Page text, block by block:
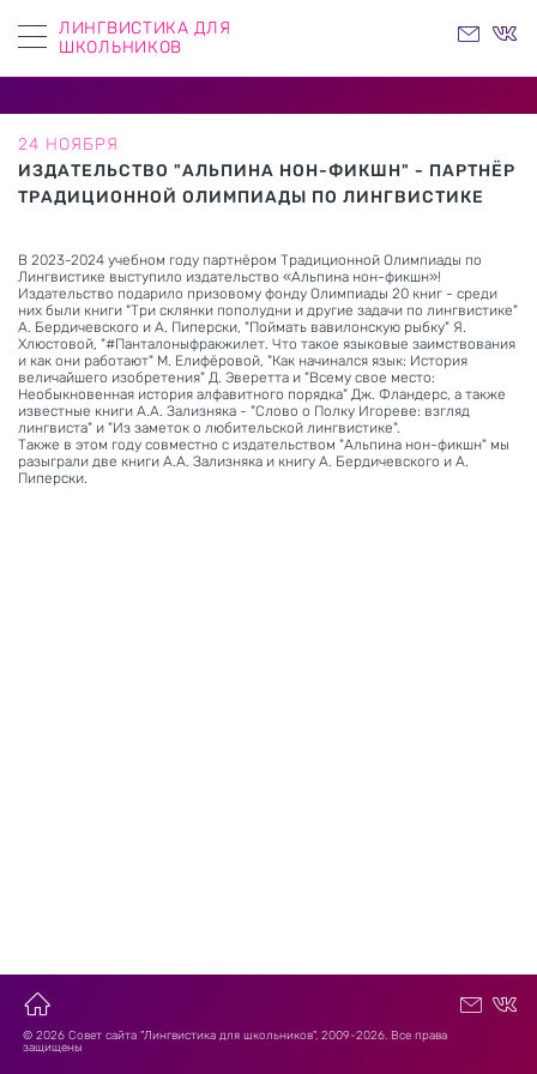
ЛИНГВИСТИКА ДЛЯ
ШКОЛЬНИКОВ
24 НОЯБРЯ
ИЗДАТЕЛЬСТВО "АЛЬПИНА НОН-ФИКШН" - ПАРТНЁР
ТРАДИЦИОННОЙ ОЛИМПИАДЫ ПО ЛИНГВИСТИКЕ
В 2023-2024 учебном году партнёром Традиционной Олимпиады по
Лингвистике выступило издательство «Альпина нон-фикшн»!
Издательство подарило призовому фонду Олимпиады 20 книг - среди
них были книги "Три склянки пополудни и другие задачи по лингвистике"
А. Бердичевского и А. Пиперски, "Поймать вавилонскую рыбку" Я.
Хлюстовой, "#Панталоныфракжилет. Что такое языковые заимствования
и как они работают" М. Елифёровой, "Как начинался язык: История
величайшего изобретения" Д. Эверетта и "Всему свое место:
Необыкновенная история алфавитного порядка" Дж. Фландерс, а также
известные книги А.А. Зализняка - "Слово о Полку Игореве: взгляд
лингвиста" и "Из заметок о любительской лингвистике".
Также в этом году совместно с издательством "Альпина нон-фикшн" мы
разыграли две книги А.А. Зализняка и книгу А. Бердичевского и А.
Пиперски.
© 2026 Совет сайта "Лингвистика для школьников", 2009-2026. Все права
защищены